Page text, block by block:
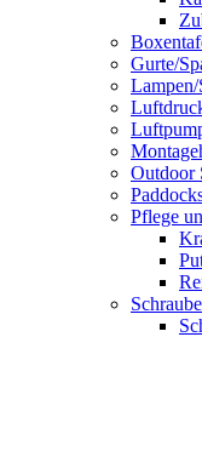
Gurte/
Outdoor
Pflege